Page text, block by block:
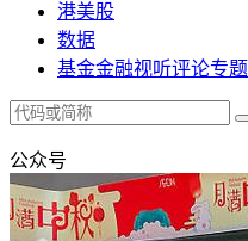
港美股
数据
基金金融视听评论专题
公众号